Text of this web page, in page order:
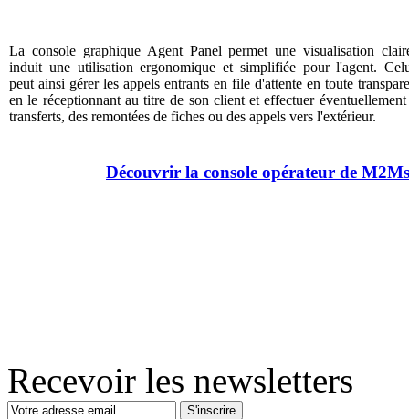
La console graphique Agent Panel permet une visualisation
induit une utilisation ergonomique et simplifiée pour l'agent.
peut ainsi gérer les appels entrants en file d'attente en toute
en le réceptionnant au titre de son client et effectuer éventuellement
transferts, des remontées de fiches ou des appels vers l'extérieur.
Découvrir la console opérateur de
Recevoir les newsletters
S'inscrire